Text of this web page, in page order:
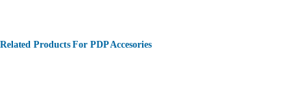
Related Products For PDP Accesories